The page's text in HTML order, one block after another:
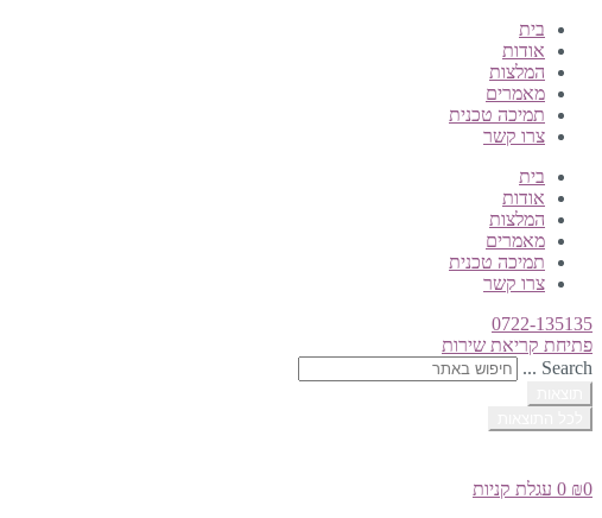
בית
אודות
המלצות
מאמרים
תמיכה טכנית
צרו קשר
בית
אודות
המלצות
מאמרים
תמיכה טכנית
צרו קשר
0722-135135
פתיחת קריאת שירות
Search ...
₪0
0 עגלת קניות